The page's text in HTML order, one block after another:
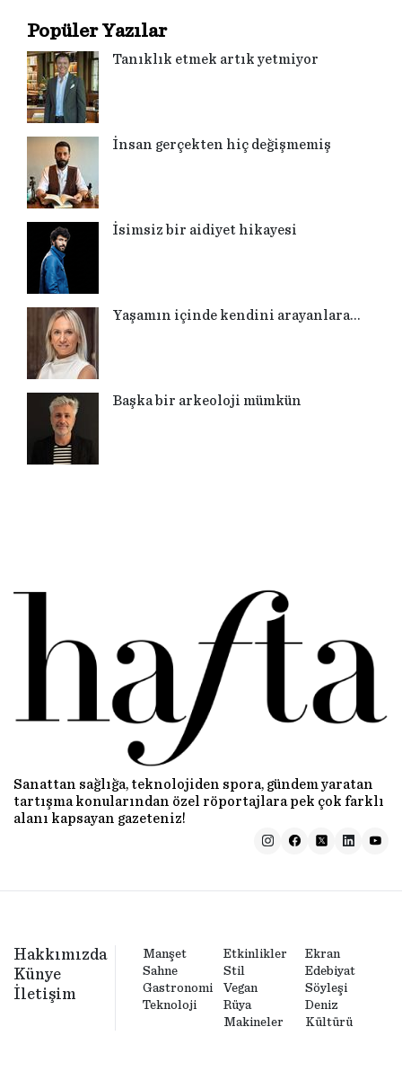
Popüler Yazılar
Tanıklık etmek artık yetmiyor
İnsan gerçekten hiç değişmemiş
İsimsiz bir aidiyet hikayesi
Yaşamın içinde kendini arayanlara…
Başka bir arkeoloji mümkün
Sanattan sağlığa, teknolojiden spora, gündem yaratan
tartışma konularından özel röportajlara pek çok farklı
alanı kapsayan gazeteniz!
Hakkımızda
Künye
İletişim
Manşet Etkinlikler
Ekran
Sahne
Stil
Edebiyat
Gastronomi
Vegan
Söyleşi
Teknoloji
Rüya
Makineler
Deniz
Kültürü